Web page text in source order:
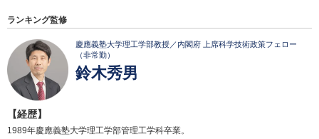
ランキング監修
慶應義塾大学理工学部教授／内閣府 上席科学技術政策フェロー
（非常勤）
鈴木秀男
【経歴】
1989年慶應義塾大学理工学部管理工学科卒業。